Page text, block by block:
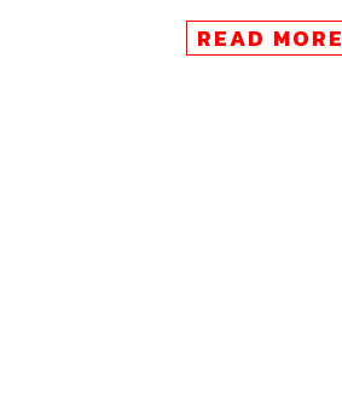
READ MORE